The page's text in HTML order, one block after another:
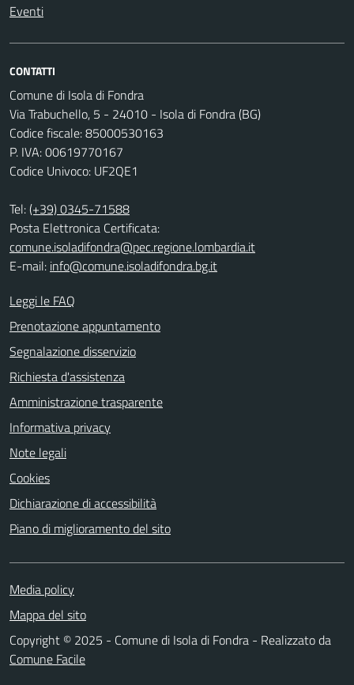
Eventi
CONTATTI
Comune di Isola di Fondra
Via Trabuchello, 5 - 24010 - Isola di Fondra (BG)
Codice fiscale: 85000530163
P. IVA: 00619770167
Codice Univoco: UF2QE1
Tel:(+39) 0345-71588
Posta Elettronica Certificata:
comune.isoladifondra@pec.regione.lombardia.it
E-mail: info@comune.isoladifondra.bg.it
Leggi le FAQ
Prenotazione appuntamento
Segnalazione disservizio
Richiesta d'assistenza
Amministrazione trasparente
Informativa privacy
Note legali
Cookies
Dichiarazione di accessibilità
Piano di miglioramento del sito
Media policy
Mappa del sito
Copyright © 2025 - Comune di Isola di Fondra - Realizzato da
Comune Facile